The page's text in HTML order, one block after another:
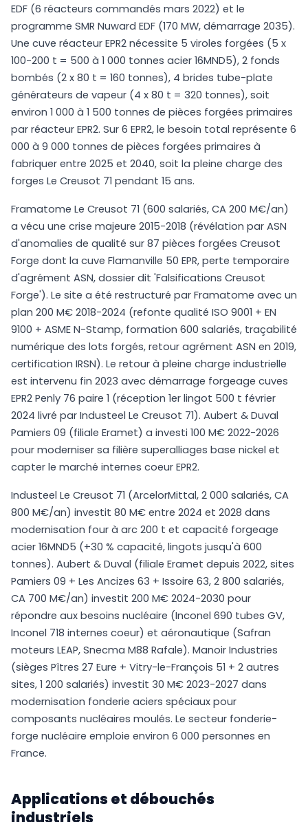
EDF (6 réacteurs commandés mars 2022) et le
programme SMR Nuward EDF (170 MW, démarrage 2035).
Une cuve réacteur EPR2 nécessite 5 viroles forgées (5 x
100-200 t = 500 à 1 000 tonnes acier 16MND5), 2 fonds
bombés (2 x 80 t = 160 tonnes), 4 brides tube-plate
générateurs de vapeur (4 x 80 t = 320 tonnes), soit
environ 1 000 à 1 500 tonnes de pièces forgées primaires
par réacteur EPR2. Sur 6 EPR2, le besoin total représente 6
000 à 9 000 tonnes de pièces forgées primaires à
fabriquer entre 2025 et 2040, soit la pleine charge des
forges Le Creusot 71 pendant 15 ans.
Framatome Le Creusot 71 (600 salariés, CA 200 M€/an)
a vécu une crise majeure 2015-2018 (révélation par ASN
d'anomalies de qualité sur 87 pièces forgées Creusot
Forge dont la cuve Flamanville 50 EPR, perte temporaire
d'agrément ASN, dossier dit 'Falsifications Creusot
Forge'). Le site a été restructuré par Framatome avec un
plan 200 M€ 2018-2024 (refonte qualité ISO 9001 + EN
9100 + ASME N-Stamp, formation 600 salariés, traçabilité
numérique des lots forgés, retour agrément ASN en 2019,
certification IRSN). Le retour à pleine charge industrielle
est intervenu fin 2023 avec démarrage forgeage cuves
EPR2 Penly 76 paire 1 (réception 1er lingot 500 t février
2024 livré par Industeel Le Creusot 71). Aubert & Duval
Pamiers 09 (filiale Eramet) a investi 100 M€ 2022-2026
pour moderniser sa filière superalliages base nickel et
capter le marché internes coeur EPR2.
Industeel Le Creusot 71 (ArcelorMittal, 2 000 salariés, CA
800 M€/an) investit 80 M€ entre 2024 et 2028 dans
modernisation four à arc 200 t et capacité forgeage
acier 16MND5 (+30 % capacité, lingots jusqu'à 600
tonnes). Aubert & Duval (filiale Eramet depuis 2022, sites
Pamiers 09 + Les Ancizes 63 + Issoire 63, 2 800 salariés,
CA 700 M€/an) investit 200 M€ 2024-2030 pour
répondre aux besoins nucléaire (Inconel 690 tubes GV,
Inconel 718 internes coeur) et aéronautique (Safran
moteurs LEAP, Snecma M88 Rafale). Manoir Industries
(sièges Pîtres 27 Eure + Vitry-le-François 51 + 2 autres
sites, 1 200 salariés) investit 30 M€ 2023-2027 dans
modernisation fonderie aciers spéciaux pour
composants nucléaires moulés. Le secteur fonderie-
forge nucléaire emploie environ 6 000 personnes en
France.
Applications et débouchés
industriels